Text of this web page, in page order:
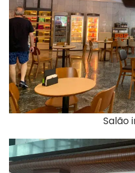
Salão